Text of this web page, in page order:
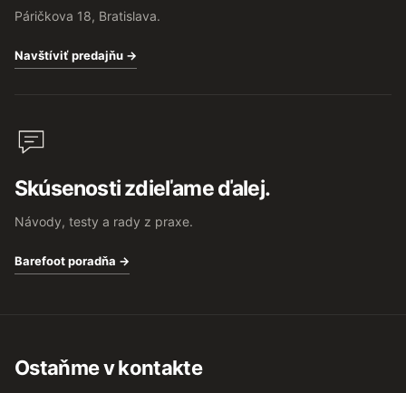
Páričkova 18, Bratislava.
Navštíviť predajňu →
Skúsenosti zdieľame ďalej.
Návody, testy a rady z praxe.
Barefoot poradňa →
Ostaňme v kontakte